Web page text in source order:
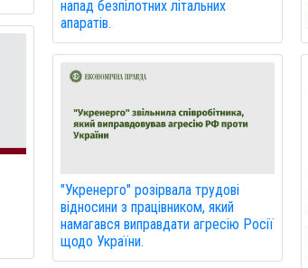
напад безпілотних літальних
апаратів.
"Укренерго" розірвала трудові
відносини з працівником, який
намагався виправдати агресію Росії
щодо України.